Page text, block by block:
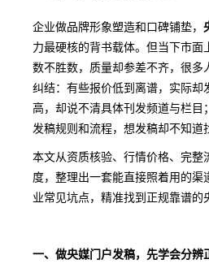
企业做品牌形象塑造和口碑铺垫，
力最硬核的背书载体。但当下市
数不胜数，质量却参差不齐，很
纠结：有些报价低到离谱，实际却
高，却说不清具体刊发频道与栏
发稿规则和流程，想发稿却不知道
本文从资质核验、行情价格、完整
度，整理出一套能直接照着用的
业常见坑点，精准找到正规靠谱的
一、做央媒门户发稿，先学会分辨